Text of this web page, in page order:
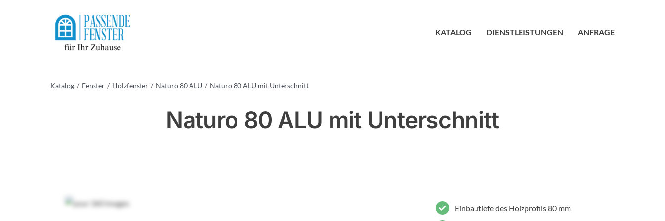
KATALOG DIENSTLEISTUNGEN ANFRAGE
Katalog Fenster Holzfenster Naturo 80 ALU Naturo 80 ALU mit Unterschnitt
Naturo 80 ALU mit Unterschnitt
Einbautiefe des Holzprofils 80 mm